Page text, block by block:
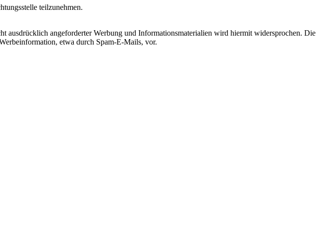
teil­zu­neh­men.
angeforderter Werbung und Informationsmaterialien wird hiermit widersprochen. Die
etwa durch Spam-E-Mails, vor.